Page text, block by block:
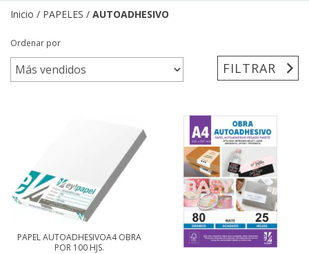
Inicio / PAPELES / AUTOADHESIVO
Ordenar por
FILTRAR
PAPEL AUTOADHESIVOA4 OBRA
POR 100 HJS.